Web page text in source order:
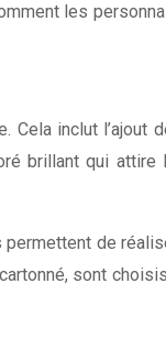
les
Cela inclut l’ajout
brillant qui attire
permettent de
sont